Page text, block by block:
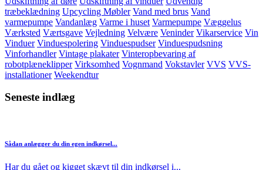
træbeklædning Upcycling Møbler Vand med brus Vand
varmepumpe Vandanlæg Varme i huset Varmepumpe Væggelus
Værksted Værtsgave Vejledning Velvære Veninder Vikarservice Vin
Vinduer Vinduespolering Vinduespudser Vinduespudsning
Vinforhandler Vintage plakater Vinteropbevaring af
robotplæneklipper Virksomhed Vognmand Vokstavler VVS VVS-
installationer Weekendtur
Seneste indlæg
Sådan anlægger du din egen indkørsel...
Har du gået og kigget skævt til din indkørsel i...